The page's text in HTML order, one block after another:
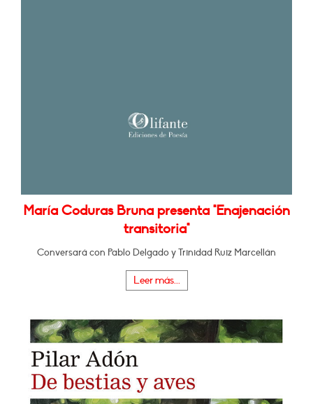
María Coduras Bruna presenta "Enajenación
transitoria"
Conversará con Pablo Delgado y Trinidad Ruiz Marcellán
Leer más...